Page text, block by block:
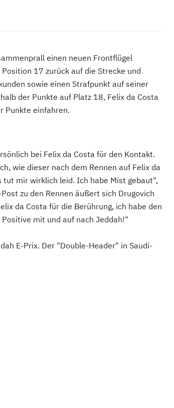
einen neuen Frontflügel
17 zurück auf die Strecke und
sowie einen Strafpunkt auf seiner
der Punkte auf Platz 18, Felix da Costa
Punkte einfahren.
bei Felix da Costa für den Kontakt.
wie dieser nach dem Rennen auf Felix da
tut mir wirklich leid. Ich habe Mist gebaut",
zu den Rennen äußert sich Drugovich
da Costa für die Berührung, ich habe den
mit und auf nach Jeddah!"
E-Prix. Der "Double-Header" in Saudi-